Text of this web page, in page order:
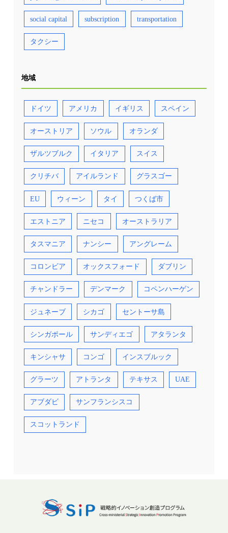
social capital subscription transportation
タクシー
地域
ドイツ アメリカ イギリス スペイン
オーストリア ソウル オランダ
ザルツブルク イタリア スイス
クリチバ アイルランド グラスゴー
EU ウィーン タイ つくば市
エストニア ニセコ オーストラリア
タスマニア ナンシー アングレーム
コロンビア オックスフォード ダブリン
チャンドラー デンマーク コペンハーゲン
ジュネーブ シカゴ セントーサ島
シンガポール サンディエゴ アタランタ
キンシャサ コンゴ インスブルック
グラーツ アトランタ テキサス UAE
アブダビ サンフランシスコ
スコットランド